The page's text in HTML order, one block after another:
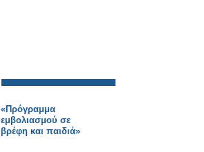
«Πρόγραμμα
εμβολιασμού σε
βρέφη και παιδιά»